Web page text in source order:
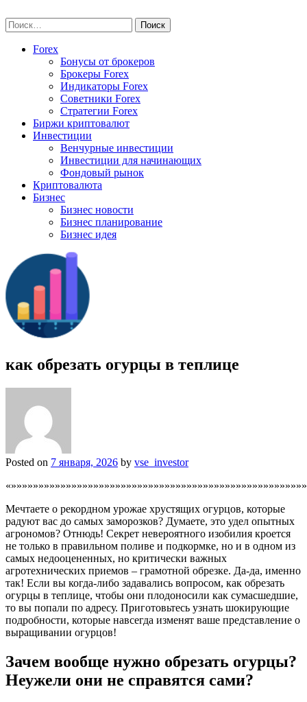
to
content
Найти:
Forex
Бонусы от брокеров
Брокеры Forex
Индикаторы Forex
Советники Forex
Стратегии Forex
Биржи криптовалют
Инвестиции
Венчурные инвестиции
Инвестиции для начинающих
Фондовый рынок
Криптовалюта
Бизнес
Бизнес новости
Бизнес планирование
Бизнес идея
как обрезать огурцы в теплице
Posted on 7 января, 2026 by vse_investor
Мечтаете о рекордном урожае хрустящих огурцов, которые
радуют вас до самых заморозков? Думаете, это удел опытных
агрономов? Отнюдь! Секрет невероятного изобилия кроется
не только в правильном поливе и подкормке, но и в одном из
самых недооцененных, но критически важных
агротехнических приемов – грамотной обрезке. Да-да, именно
так! Если вы когда-либо задавались вопросом, как обрезать
огурцы в теплице, чтобы они плодоносили как сумасшедшие,
то вы попали по адресу. Приготовьтесь узнать шокирующие
подробности, которые навсегда изменят ваше представление о
выращивании огурцов!
Зачем вообще нужно обрезать огурцы?
Неужели они не справятся сами?